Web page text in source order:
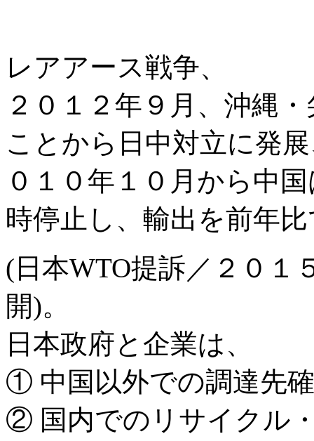
レアアース戦争、
２０１２年９月、沖縄
ことから日中対立に発
０１０年１０月から中
時停止し、輸出を前年
(日本WTO提訴／２０１
開)。
日本政府と企業は、
① 中国以外での調達先
② 国内でのリサイクル